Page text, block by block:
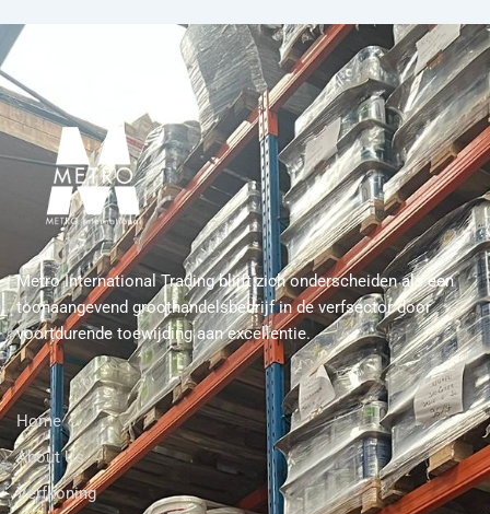
Metro International Trading blijft zich onderscheiden als een
toonaangevend groothandelsbedrijf in de verfsector door
voortdurende toewijding aan excellentie.
Home
About Us
Verfkoning